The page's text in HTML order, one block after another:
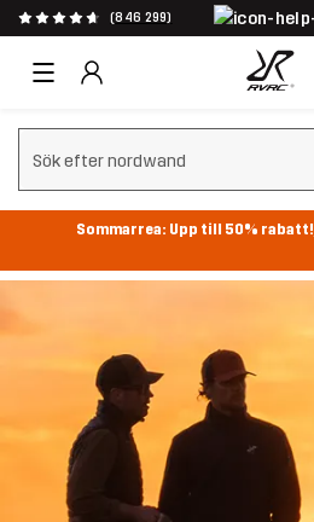
(846 299)
Rensa sök
Sommarrea: Upp till 50% rabatt!